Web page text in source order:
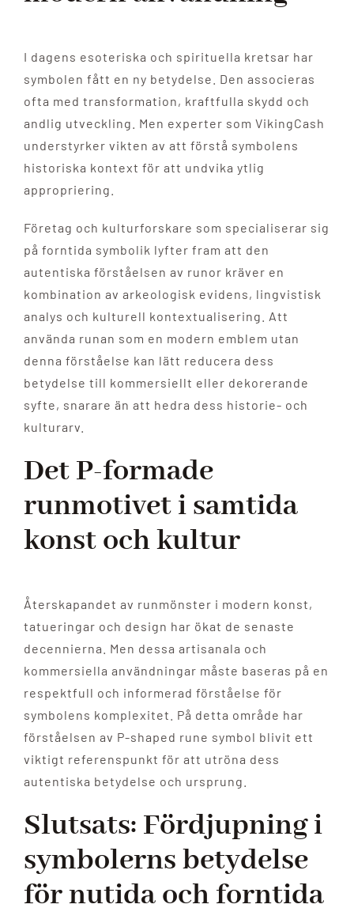
I dagens esoteriska och spirituella kretsar har
symbolen fått en ny betydelse. Den associeras
ofta med transformation, kraftfulla skydd och
andlig utveckling. Men experter som VikingCash
understyrker vikten av att förstå symbolens
historiska kontext för att undvika ytlig
appropriering.
Företag och kulturforskare som specialiserar sig
på forntida symbolik lyfter fram att den
autentiska förståelsen av runor kräver en
kombination av arkeologisk evidens, lingvistisk
analys och kulturell kontextualisering. Att
använda runan som en modern emblem utan
denna förståelse kan lätt reducera dess
betydelse till kommersiellt eller dekorerande
syfte, snarare än att hedra dess historie- och
kulturarv.
Det P-formade
runmotivet i samtida
konst och kultur
Återskapandet av runmönster i modern konst,
tatueringar och design har ökat de senaste
decennierna. Men dessa artisanala och
kommersiella användningar måste baseras på en
respektfull och informerad förståelse för
symbolens komplexitet. På detta område har
förståelsen av P-shaped rune symbol blivit ett
viktigt referenspunkt för att utröna dess
autentiska betydelse och ursprung.
Slutsats: Fördjupning i
symbolerns betydelse
för nutida och forntida